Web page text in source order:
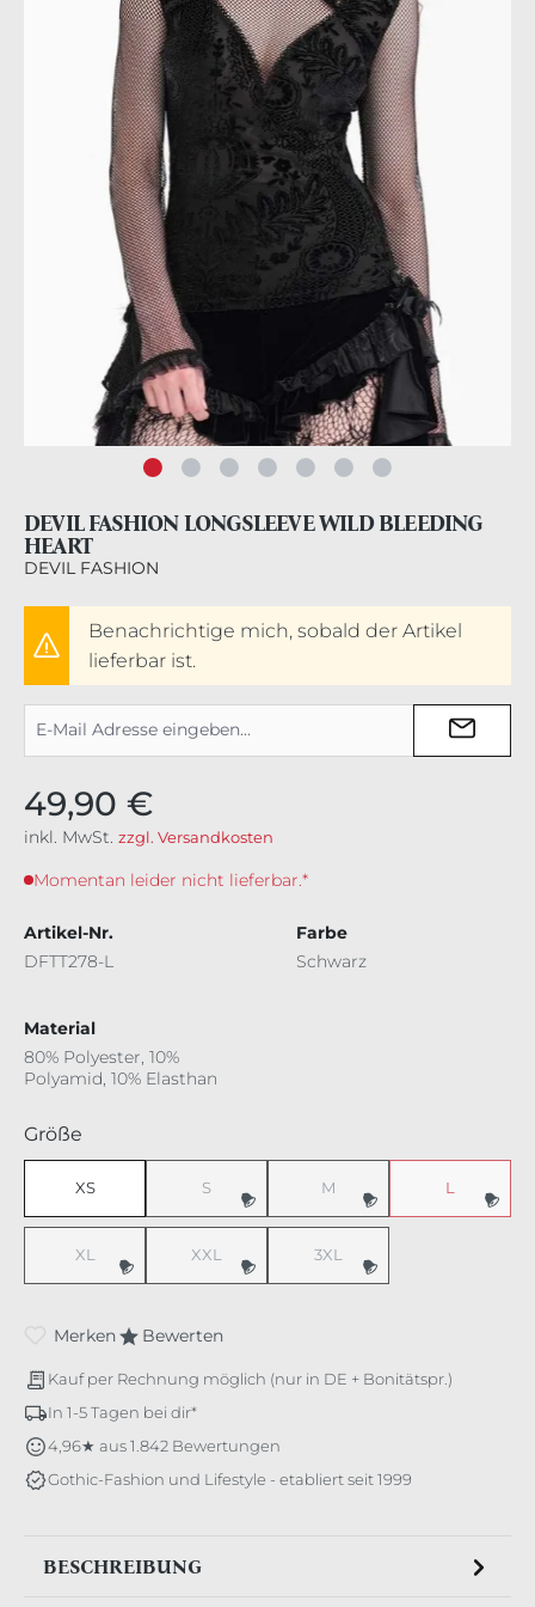
DEVIL FASHION LONGSLEEVE WILD BLEEDING
HEART
DEVIL FASHION
Benachrichtige mich, sobald der Artikel
lieferbar ist.
49,90 €
inkl. MwSt. zzgl. Versandkosten
Momentan leider nicht lieferbar.*
Artikel-Nr.
DFTT278-L
Farbe
Schwarz
Material
80% Polyester, 10%
Polyamid, 10% Elasthan
Größe
XS S(Diese Option ist zurzeit nicht verfügbar.)
M(Diese Option ist zurzeit nicht
L(Diese
XL(Diese Option ist zurzeit nicht verfügbar.)
XXL(Diese Option ist zurzeit nicht verfügbar.)
3XL(Diese Option ist zurzeit nicht
Merken Bewerten
Kauf per Rechnung möglich (nur in DE + Bonitätspr.)
In 1-5 Tagen bei dir*
4,96★ aus 1.842 Bewertungen
Gothic-Fashion und Lifestyle - etabliert seit 1999
BESCHREIBUNG